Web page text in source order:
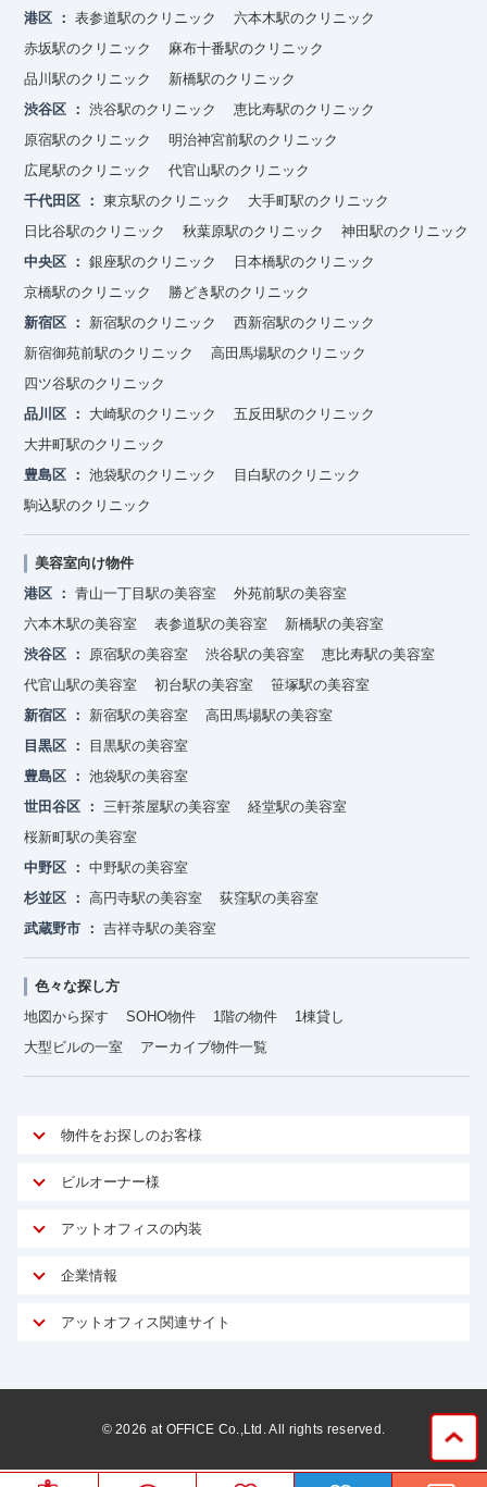
港区
表参道駅のクリニック
六本木駅のクリニック
赤坂駅のクリニック
麻布十番駅のクリニック
品川駅のクリニック
新橋駅のクリニック
渋谷区
渋谷駅のクリニック
恵比寿駅のクリニック
原宿駅のクリニック
明治神宮前駅のクリニック
広尾駅のクリニック
代官山駅のクリニック
千代田区
東京駅のクリニック
大手町駅のクリニック
日比谷駅のクリニック
秋葉原駅のクリニック
神田駅のクリニック
中央区
銀座駅のクリニック
日本橋駅のクリニック
京橋駅のクリニック
勝どき駅のクリニック
新宿区
新宿駅のクリニック
西新宿駅のクリニック
新宿御苑前駅のクリニック
高田馬場駅のクリニック
四ツ谷駅のクリニック
品川区
大崎駅のクリニック
五反田駅のクリニック
大井町駅のクリニック
豊島区
池袋駅のクリニック
目白駅のクリニック
駒込駅のクリニック
美容室向け物件
港区
青山一丁目駅の美容室
外苑前駅の美容室
六本木駅の美容室
表参道駅の美容室
新橋駅の美容室
渋谷区
原宿駅の美容室 渋谷駅の美容室
恵比寿駅の美容室
代官山駅の美容室
初台駅の美容室
笹塚駅の美容室
新宿区
新宿駅の美容室
高田馬場駅の美容室
目黒区
目黒駅の美容室
豊島区
池袋駅の美容室
世田谷区
三軒茶屋駅の美容室
経堂駅の美容室
桜新町駅の美容室
中野区
中野駅の美容室
杉並区
高円寺駅の美容室
荻窪駅の美容室
武蔵野市
吉祥寺駅の美容室
色々な探し方
地図から探す
SOHO物件 1階の物件
1棟貸し
大型ビルの一室
アーカイブ物件一覧
物件をお探しのお客様
アットオフィスが選ばれる理由
ご契約者様インタビュー
オフィスお役立ちコラム
ビルオーナー様
オーナー様向けサービス
マイソク作成
物件情報から成約賃料を予測
リノベーション
サブリース
アットオフィスの内装
サービス内容
内装に関するよくある質問
企業情報
WEBフォームからお問い合わせ
アットオフィス関連サイト
アットレジデンス
ビルアド
©2026 at OFFICE Co.,Ltd. All rights reserved.